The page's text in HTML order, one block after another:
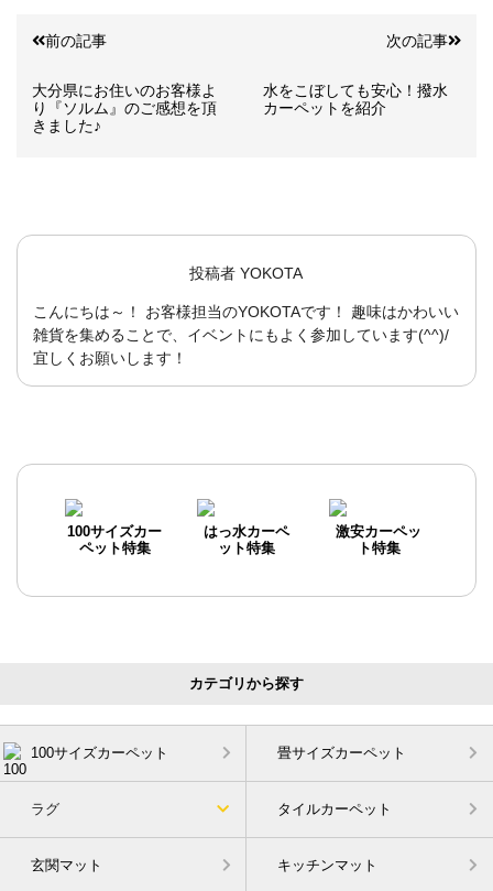
前の記事
大分県にお住いのお客様よ
り『ソルム』のご感想を頂
きました♪
次の記事
水をこぼしても安心！撥水
カーペットを紹介
投稿者 YOKOTA
こんにちは～！ お客様担当のYOKOTAです！ 趣味はかわいい
雑貨を集めることで、イベントにもよく参加しています(^^)/
宜しくお願いします！
100サイズカー
ペット特集
はっ水カーペ
ット特集
激安カーペッ
ト特集
カテゴリから探す
100サイズカーペット 畳サイズカーペット
ラグ タイルカーペット
玄関マット キッチンマット